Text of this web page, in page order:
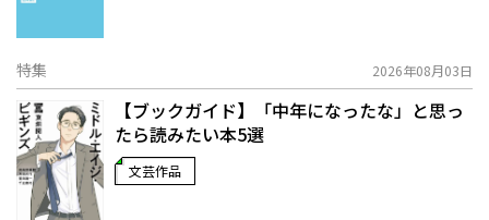
特集 2026年08月03日
【ブックガイド】「中年になったな」と思っ
たら読みたい本5選
文芸作品